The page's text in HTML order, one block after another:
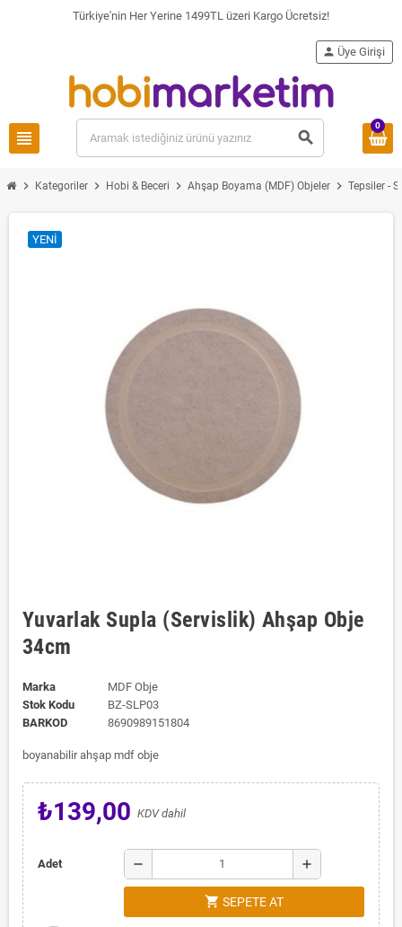
Türkiye'nin Her Yerine 1499TL üzeri Kargo Ücretsiz!
view_headline search
person Üye Girişi
0
chevron_right Kategoriler chevron_right Hobi & Beceri chevron_right Ahşap Boyama (MDF) Objeler chevron_right Tepsiler -
YENI
Yuvarlak Supla (Servislik) Ahşap Obje
34cm
Marka
MDF Obje
Stok Kodu
BZ-SLP03
BARKOD
8690989151804
boyanabilir ahşap mdf obje
₺139,00 KDV dahil
Adet remove add
shopping_cart SEPETE AT